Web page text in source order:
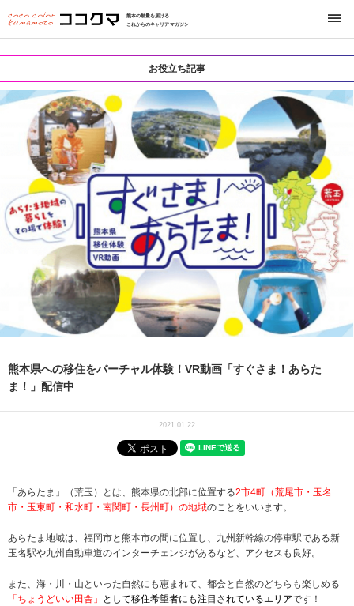
熊本の熱量を届ける
これからのキャリアマガジン
お役立ち記事
熊本県への移住をバーチャル体験！VR動画「すぐさま！あらた
ま！」配信中
2021.01.22
「あらたま」（荒玉）とは、熊本県の北部に位置する2市4町（荒尾市・玉名
市・玉東町・和水町・南関町・長州町）の地域のことをいいます。
あらたま地域は、福岡市と熊本市の間に位置し、九州新幹線の停車駅である新
玉名駅や九州自動車道のインターチェンジがあるなど、アクセスも良好。
また、海・川・山といった自然にも恵まれて、都会と自然のどちらも楽しめる
「ちょうどいい田舎」
として移住希望者にも注目されているエリアです！